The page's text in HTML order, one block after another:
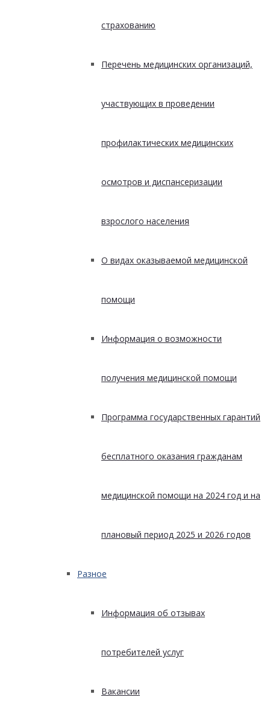
страхованию
Перечень медицинских организаций,
участвующих в проведении
профилактических медицинских
осмотров и диспансеризации
взрослого населения
О видах оказываемой медицинской
помощи
Информация о возможности
получения медицинской помощи
Программа государственных гарантий
бесплатного оказания гражданам
медицинской помощи на 2024 год и на
плановый период 2025 и 2026 годов
Разное
Информация об отзывах
потребителей услуг
Вакансии